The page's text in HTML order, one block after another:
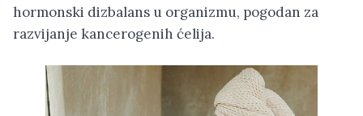
hormonski dizbalans u organizmu, pogodan za
razvijanje kancerogenih ćelija.